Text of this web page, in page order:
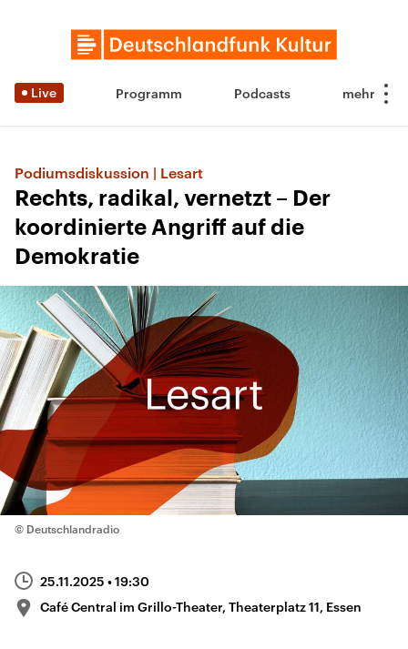
Live Programm Podcasts
Podiumsdiskussion | Lesart
Rechts, radikal, vernetzt – Der
koordinierte Angriff auf die
Demokratie
© Deutschlandradio
25.11.2025 • 19:30
Café Central im Grillo-Theater, Theaterplatz 11, Essen